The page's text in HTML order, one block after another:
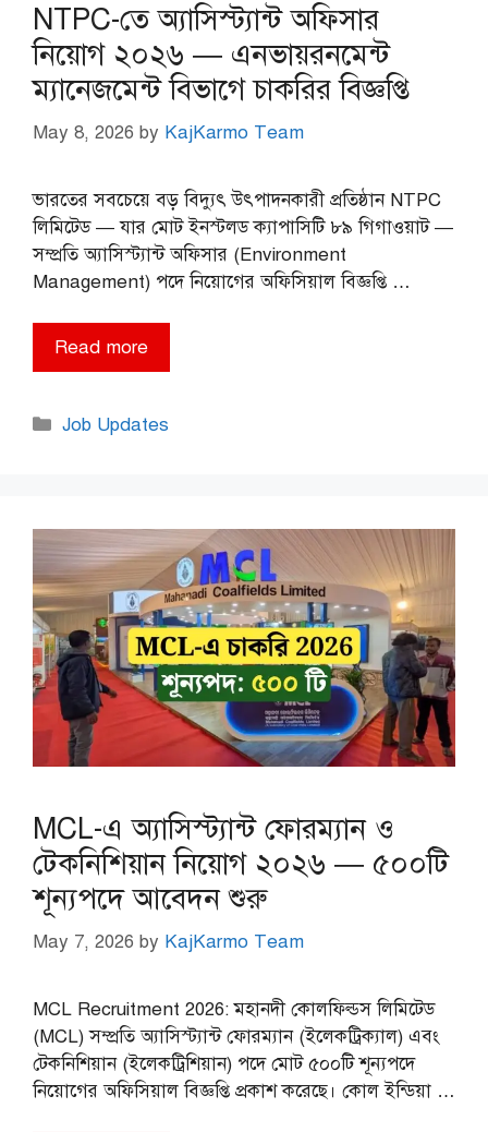
NTPC-তে অ্যাসিস্ট্যান্ট অফিসার
নিয়োগ ২০২৬ — এনভায়রনমেন্ট
ম্যানেজমেন্ট বিভাগে চাকরির বিজ্ঞপ্তি
May 8, 2026 by KajKarmo Team
ভারতের সবচেয়ে বড় বিদ্যুৎ উৎপাদনকারী প্রতিষ্ঠান NTPC
লিমিটেড — যার মোট ইনস্টলড ক্যাপাসিটি ৮৯ গিগাওয়াট —
সম্প্রতি অ্যাসিস্ট্যান্ট অফিসার (Environment
Management) পদে নিয়োগের অফিসিয়াল বিজ্ঞপ্তি …
Read more
Categories
Job Updates
MCL-এ অ্যাসিস্ট্যান্ট ফোরম্যান ও
টেকনিশিয়ান নিয়োগ ২০২৬ — ৫০০টি
শূন্যপদে আবেদন শুরু
May 7, 2026 by KajKarmo Team
MCL Recruitment 2026: মহানদী কোলফিল্ডস লিমিটেড
(MCL) সম্প্রতি অ্যাসিস্ট্যান্ট ফোরম্যান (ইলেকট্রিক্যাল) এবং
টেকনিশিয়ান (ইলেকট্রিশিয়ান) পদে মোট ৫০০টি শূন্যপদে
নিয়োগের অফিসিয়াল বিজ্ঞপ্তি প্রকাশ করেছে। কোল ইন্ডিয়া …